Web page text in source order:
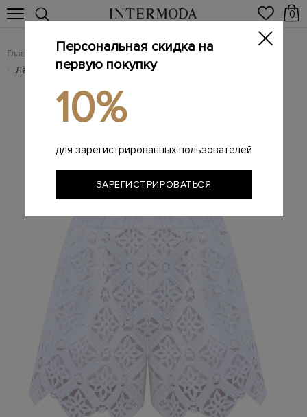
0
Главная Женщинам / Женская одежда / Женские шорты
/ Легкие шорты тонкой узорной вязки из смесового хлопка
Персональная скидка на
первую покупку
10%
для зарегистрированных пользователей
ЗАРЕГИСТРИРОВАТЬСЯ